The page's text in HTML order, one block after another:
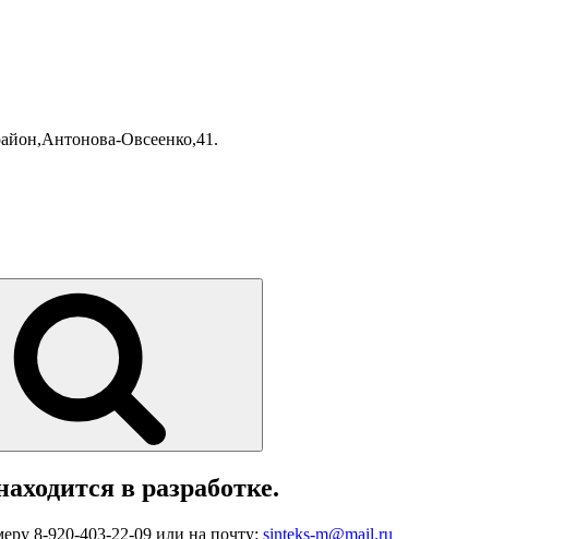
Овсеенко,41.
в разработке.
8-920-403-22-09 или на почту: sinteks-m@mail.ru